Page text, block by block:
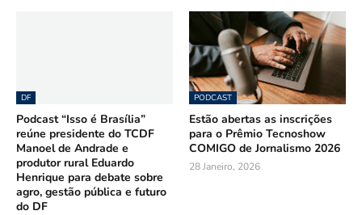
DF
Podcast “Isso é Brasília”
reúne presidente do TCDF
Manoel de Andrade e
produtor rural Eduardo
Henrique para debate sobre
agro, gestão pública e futuro
do DF
PODCAST
Estão abertas as inscrições
para o Prêmio Tecnoshow
COMIGO de Jornalismo 2026
28 Janeiro, 2026